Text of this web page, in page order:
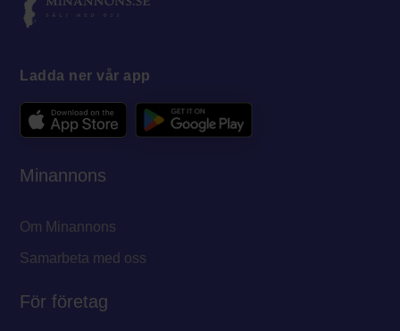
Ladda ner vår app
Minannons
Om Minannons
Samarbeta med oss
För företag